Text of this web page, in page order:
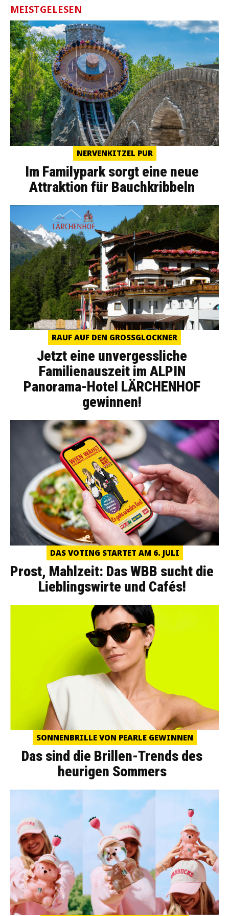
MEISTGELESEN
NERVENKITZEL PUR
Im Familypark sorgt eine neue
Attraktion für Bauchkribbeln
RAUF AUF DEN GROSSGLOCKNER
Jetzt eine unvergessliche
Familienauszeit im ALPIN
Panorama-Hotel LÄRCHENHOF
gewinnen!
DAS VOTING STARTET AM 6. JULI
Prost, Mahlzeit: Das WBB sucht die
Lieblingswirte und Cafés!
SONNENBRILLE VON PEARLE GEWINNEN
Das sind die Brillen-Trends des
heurigen Sommers